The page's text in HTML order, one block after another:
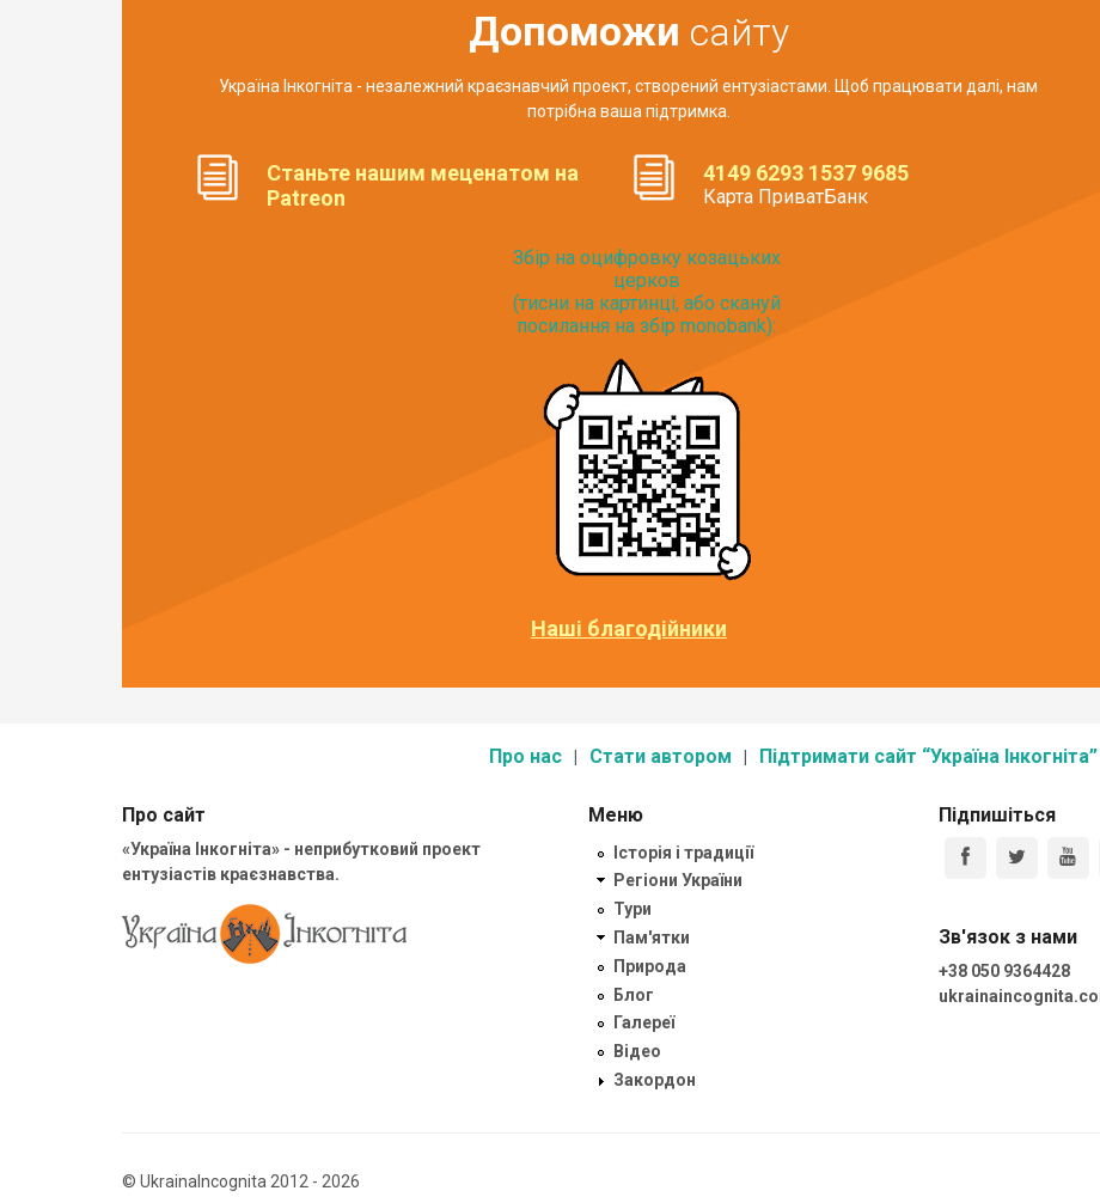
Допоможи сайту
Україна Інкогніта - незалежний краєзнавчий проект, створений ентузіастами. Щоб працювати далі, нам
потрібна ваша підтримка.
Станьте нашим меценатом на
Patreon
4149 6293 1537 9685
Карта ПриватБанк
Збір на оцифровку козацьких
церков
(тисни на картинці, або скануй
посилання на збір monobank):
Наші благодійники
Про нас Стати автором Підтримати сайт “Україна Інкогніта”
Про сайт
«Україна Інкогніта» - неприбутковий проект
ентузіастів краєзнавства.
Меню
Історія і традиції
Регіони України
Тури
Пам'ятки
Природа
Блог
Галереї
Відео
Закордон
Підпишіться
Зв'язок з нами
+38 050 9364428
© UkrainaIncognita 2012 - 2026